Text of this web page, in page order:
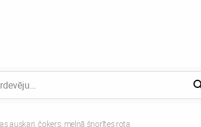
auskari, čokers, melnā šņorītes rota